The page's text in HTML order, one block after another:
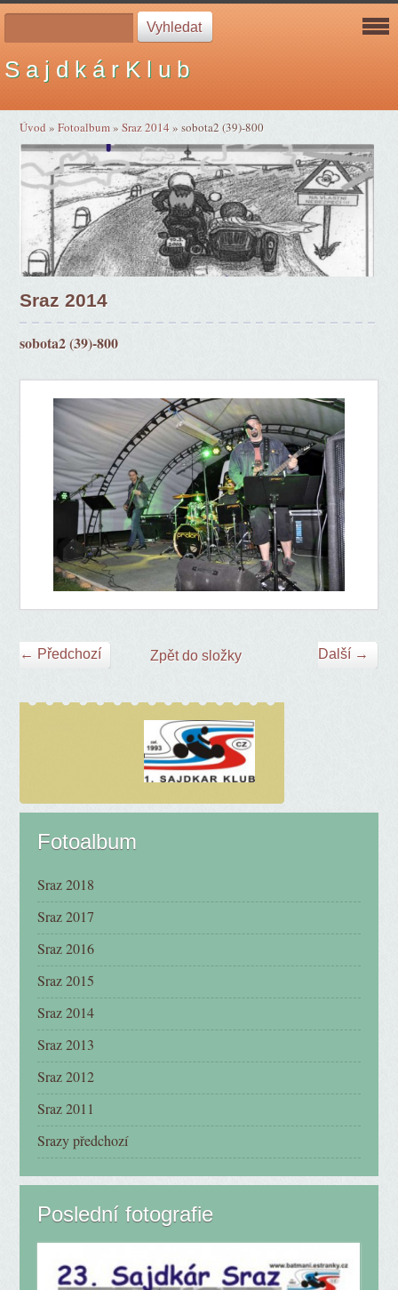
S a j d k á r K l u b
Úvod »Fotoalbum»Sraz 2014»sobota2 (39)-800
Sraz 2014
sobota2 (39)-800
← Předchozí Další →
Zpět do složky
Fotoalbum
Sraz 2018
Sraz 2017
Sraz 2016
Sraz 2015
Sraz 2014
Sraz 2013
Sraz 2012
Sraz 2011
Srazy předchozí
Poslední fotografie